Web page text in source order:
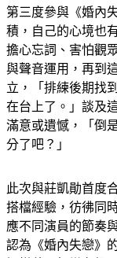
第三度參與《婚內
積，自己的心境也
擔心忘詞、害怕觀
與聲音運用，再到
立，「排練後期找
在台上了。」談及
滿意或遺憾，「倒
分了吧？」
此次與莊凱勛首度
搭檔經驗，彷彿同
應不同演員的節奏
認為《婚內失戀》